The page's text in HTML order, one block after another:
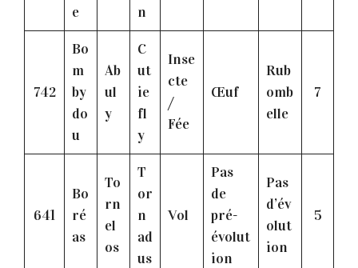
e
n
742
Bo
m
by
do
u
Ab
ul
y
C
ut
ie
fl
y
Inse
cte
/
Fée
Œuf
Rub
omb
elle
7
641
Bo
ré
as
To
rn
el
os
T
or
n
ad
us
Vol
Pas
de
pré-
évolut
ion
Pas
d’év
olut
ion
5